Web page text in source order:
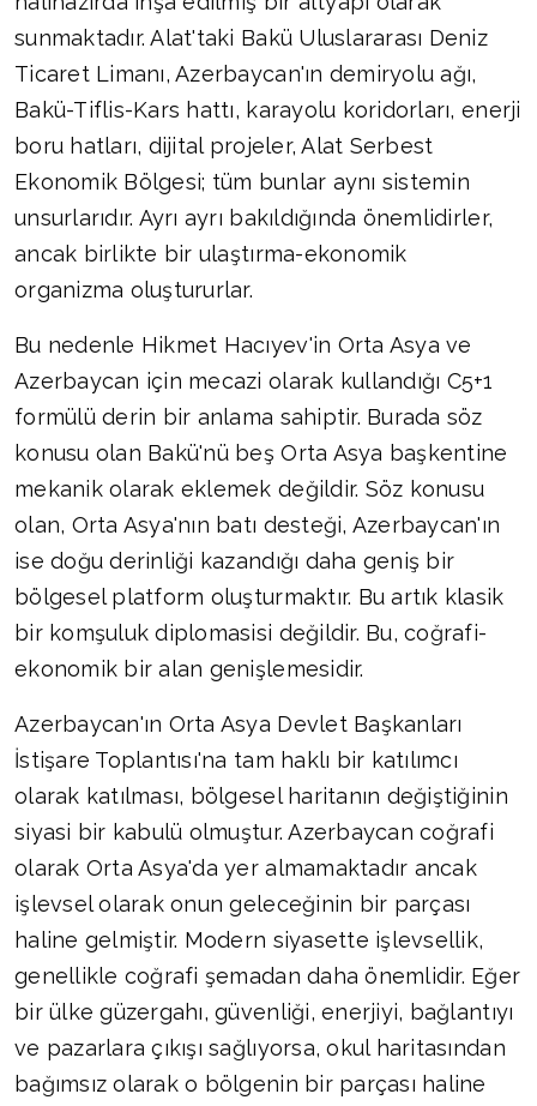
sunmaktadır. Alat'taki Bakü Uluslararası Deniz
Ticaret Limanı, Azerbaycan'ın demiryolu ağı,
Bakü-Tiflis-Kars hattı, karayolu koridorları, enerji
boru hatları, dijital projeler, Alat Serbest
Ekonomik Bölgesi; tüm bunlar aynı sistemin
unsurlarıdır. Ayrı ayrı bakıldığında önemlidirler,
ancak birlikte bir ulaştırma-ekonomik
organizma oluştururlar.
Bu nedenle Hikmet Hacıyev'in Orta Asya ve
Azerbaycan için mecazi olarak kullandığı C5+1
formülü derin bir anlama sahiptir. Burada söz
konusu olan Bakü'nü beş Orta Asya başkentine
mekanik olarak eklemek değildir. Söz konusu
olan, Orta Asya'nın batı desteği, Azerbaycan'ın
ise doğu derinliği kazandığı daha geniş bir
bölgesel platform oluşturmaktır. Bu artık klasik
bir komşuluk diplomasisi değildir. Bu, coğrafi-
ekonomik bir alan genişlemesidir.
Azerbaycan'ın Orta Asya Devlet Başkanları
İstişare Toplantısı'na tam haklı bir katılımcı
olarak katılması, bölgesel haritanın değiştiğinin
siyasi bir kabulü olmuştur. Azerbaycan coğrafi
olarak Orta Asya'da yer almamaktadır ancak
işlevsel olarak onun geleceğinin bir parçası
haline gelmiştir. Modern siyasette işlevsellik,
genellikle coğrafi şemadan daha önemlidir. Eğer
bir ülke güzergahı, güvenliği, enerjiyi, bağlantıyı
ve pazarlara çıkışı sağlıyorsa, okul haritasından
bağımsız olarak o bölgenin bir parçası haline